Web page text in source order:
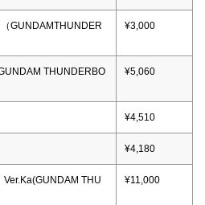
GUNDAMTHUNDER
¥3,000
THUNDERBO
¥5,060
¥4,510
¥4,180
Ver.Ka(GUNDAM THU
¥11,000